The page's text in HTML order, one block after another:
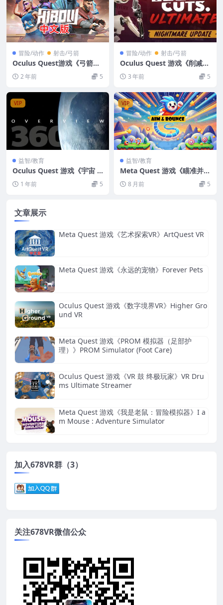
冒险/动作 射击/弓箭
Oculus Quest游戏《弓箭大
逃杀VR》 HiBow VR 游戏下
载 2 年前 5
冒险/动作 射击/弓箭
Oculus Quest 游戏《削减预
算VR》Budget Cuts Ultima
te VR
3 年前 5
VIP
益智/教育
Oculus Quest 游戏《宇宙 3
60 VR》OVERVIEW 360 VR
1 年前 5
VIP
益智/教育
Meta Quest 游戏《瞄准并反
弹VR》Aim Bounce VR
8 月前 5
文章展示
Meta Quest 游戏《艺术探索VR》ArtQuest VR
Meta Quest 游戏《永远的宠物》Forever Pets
Oculus Quest 游戏《数字境界VR》Higher Gro
und VR
Meta Quest 游戏《PROM 模拟器（足部护
理）》PROM Simulator (Foot Care)
Oculus Quest 游戏《VR 鼓 终极玩家》VR Dru
ms Ultimate Streamer
Meta Quest 游戏《我是老鼠：冒险模拟器》I a
m Mouse : Adventure Simulator
加入678VR群（3）
关注678VR微信公众